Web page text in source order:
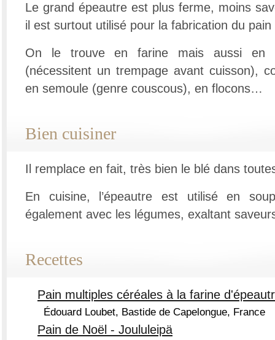
Le grand épeautre est plus ferme, moins
il est surtout utilisé pour la fabrication du
On le trouve en farine mais aussi en
(nécessitent un trempage avant cuisson),
en semoule (genre couscous), en flocons…
Bien cuisiner
Il remplace en fait, très bien le blé dans
En cuisine, l’épeautre est utilisé en
également avec les légumes, exaltant
Recettes
Pain multiples céréales à la farine
Édouard Loubet, Bastide de Capelongue, France
Pain de Noël - Joululeipä